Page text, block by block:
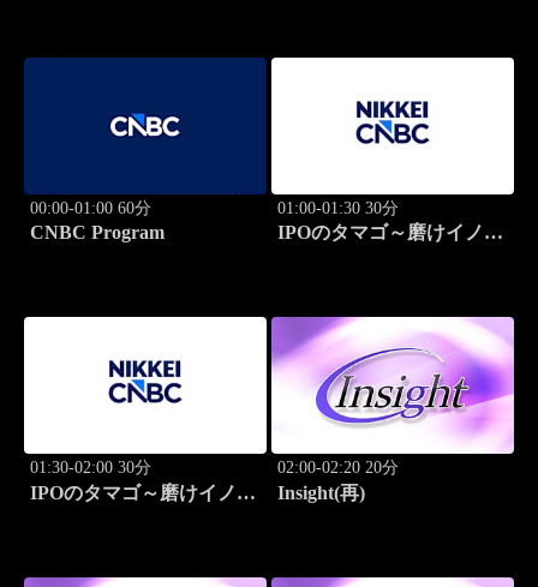
00:00-01:00 60分
CNBC Program
01:00-01:30 30分
IPOのタマゴ～磨けイノベ
01:30-02:00 30分
IPOのタマゴ～磨けイノベ
02:00-02:20 20分
Insight(再)